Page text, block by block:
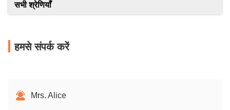
सभी श्रेणियाँ
हमसे संपर्क करें
Mrs. Alice